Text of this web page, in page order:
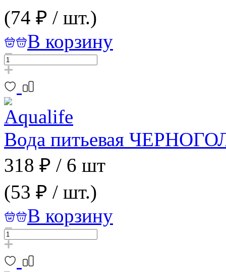
(74 ₽ / шт.)
В корзину
Вода питьевая
318 ₽ / 6 шт
(53 ₽ / шт.)
В корзину